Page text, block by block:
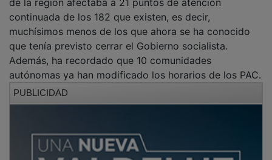
continuada de los 182 que existen, es decir,
muchísimos menos de los que ahora se ha conocido
que tenía previsto cerrar el Gobierno socialista.
Además, ha recordado que 10 comunidades
autónomas ya han modificado los horarios de los PAC.